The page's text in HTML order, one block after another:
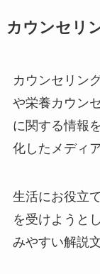
カウンセリ
カウンセリン
や栄養カウン
に関する情報
化したメディ
生活にお役立
を受けようと
みやすい解説